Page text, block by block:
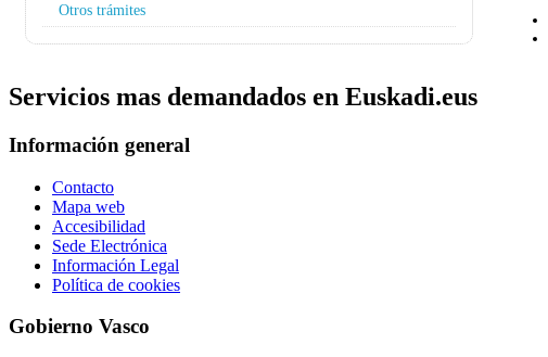
Otros trámites
Servicios mas demandados en Euskadi.eus
Información general
Contacto
Mapa web
Accesibilidad
Sede Electrónica
Información Legal
Política de cookies
Gobierno Vasco